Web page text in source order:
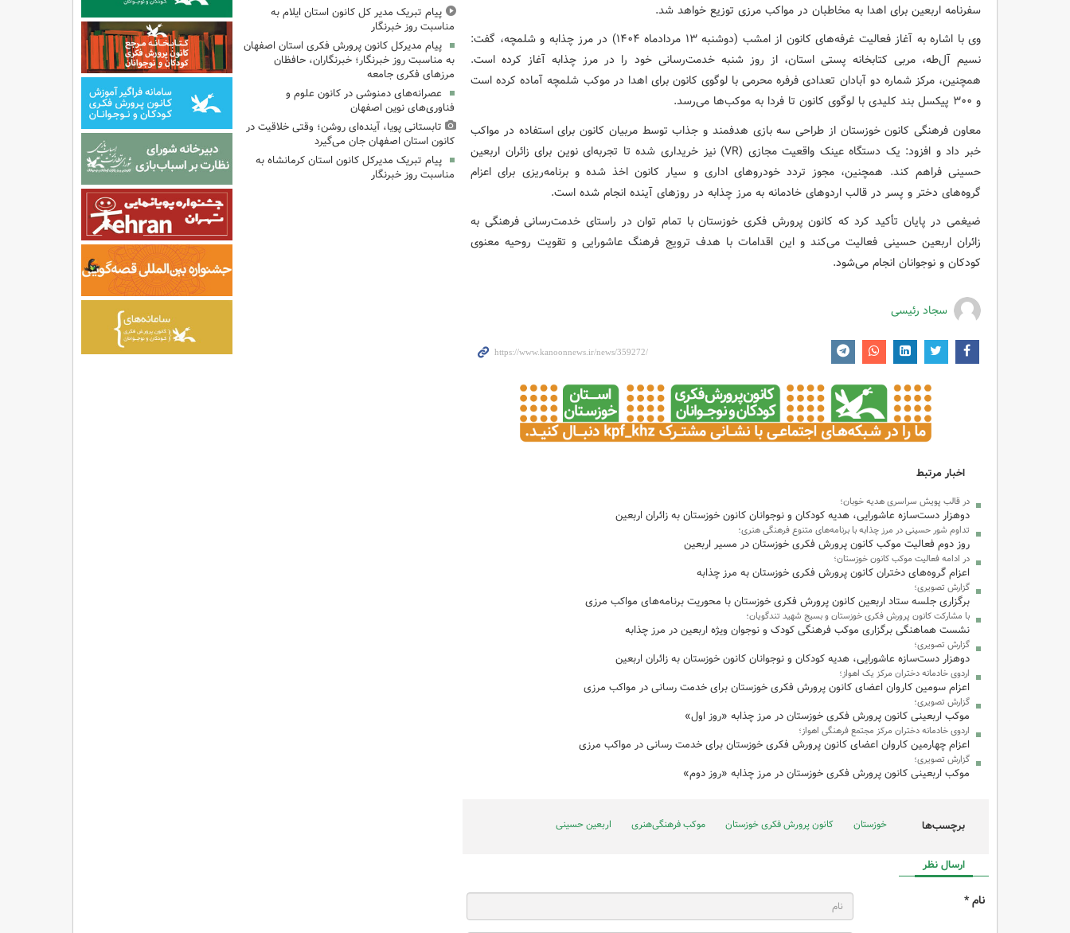
سفرنامه اربعین برای اهدا به مخاطبان در مواکب مرزی توزیع خواهد شد.
وی با اشاره به آغاز فعالیت غرفه‌های کانون از امشب (دوشنبه ۱۳ مردادماه ۱۴۰۴) در مرز چذابه و شلمچه، گفت:
نسیم آل‌طه، مربی کتابخانه پستی استان، از روز شنبه خدمت‌رسانی خود را در مرز چذابه آغاز کرده است.
همچنین، مرکز شماره دو آبادان تعدادی فرفره محرمی با لوگوی کانون برای اهدا در موکب شلمچه آماده کرده است
و ۳۰۰ پیکسل بند کلیدی با لوگوی کانون تا فردا به موکب‌ها می‌رسد.
معاون فرهنگی کانون خوزستان از طراحی سه بازی هدفمند و جذاب توسط مربیان کانون برای استفاده در مواکب
خبر داد و افزود: یک دستگاه عینک واقعیت مجازی (VR) نیز خریداری شده تا تجربه‌ای نوین برای زائران اربعین
حسینی فراهم کند. همچنین، مجوز تردد خودروهای اداری و سیار کانون اخذ شده و برنامه‌ریزی برای اعزام
گروه‌های دختر و پسر در قالب اردوهای خادمانه به مرز چذابه در روزهای آینده انجام شده است.
ضیغمی در پایان تأکید کرد که کانون پرورش فکری خوزستان با تمام توان در راستای خدمت‌رسانی فرهنگی به
زائران اربعین حسینی فعالیت می‌کند و این اقدامات با هدف ترویج فرهنگ عاشورایی و تقویت روحیه معنوی
کودکان و نوجوانان انجام می‌شود.
سجاد رئیسی
اخبار مرتبط
در قالب پویش سراسری هدیه خوبان؛
دوهزار دست‌سازه‌ عاشورایی، هدیه کودکان و نوجوانان کانون خوزستان به زائران اربعین
تداوم شور حسینی در مرز چذابه با برنامه‌های متنوع فرهنگی هنری؛
روز دوم فعالیت موکب کانون پرورش فکری خوزستان در مسیر اربعین
در ادامه فعالیت موکب کانون خوزستان؛
اعزام گروه‌های دختران کانون پرورش فکری خوزستان به مرز چذابه
گزارش تصویری؛
برگزاری جلسه ستاد اربعین کانون پرورش فکری خوزستان با محوریت برنامه‌های مواکب مرزی
با مشارکت کانون پرورش فکری خوزستان و بسیج شهید تندگویان؛
نشست هماهنگی برگزاری موکب فرهنگی کودک و نوجوان ویژه اربعین در مرز چذابه
گزارش تصویری؛
دوهزار دست‌سازه‌ عاشورایی، هدیه کودکان و نوجوانان کانون خوزستان به زائران اربعین
اردوی خادمانه دختران مرکز یک اهواز؛
اعزام سومین کاروان اعضای کانون پرورش فکری خوزستان برای خدمت رسانی در مواکب مرزی
گزارش تصویری؛
موکب اربعینی کانون پرورش فکری خوزستان در مرز چذابه «روز اول»
اردوی خادمانه دختران مرکز مجتمع فرهنگی اهواز؛
اعزام چهارمین کاروان اعضای کانون پرورش فکری خوزستان برای خدمت رسانی در مواکب مرزی
گزارش تصویری؛
موکب اربعینی کانون پرورش فکری خوزستان در مرز چذابه «روز دوم»
برچسب‌ها خوزستان کانون پرورش فکری خوزستان موکب فرهنگی‌هنری اربعین حسینی
ارسال نظر
نام *
پیام تبریک مدیر کل کانون استان ایلام به
مناسبت روز خبرنگار
پیام مدیرکل کانون پرورش فکری استان اصفهان
به مناسبت روز خبرنگار؛ خبرنگاران، حافظان
مرزهای فکری جامعه
عصرانه‌های دمنوشی در کانون علوم و
فناوری‌های نوین اصفهان
تابستانی پویا، آینده‌ای روشن؛ وقتی خلاقیت در
کانون استان اصفهان جان می‌گیرد
پیام تبریک مدیرکل کانون استان کرمانشاه به
مناسبت روز خبرنگار